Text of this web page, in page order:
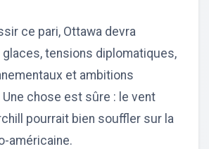
ce pari, Ottawa devra
glaces, tensions diplomatiques,
et ambitions
chose est sûre : le vent
pourrait bien souffler sur la
américaine.